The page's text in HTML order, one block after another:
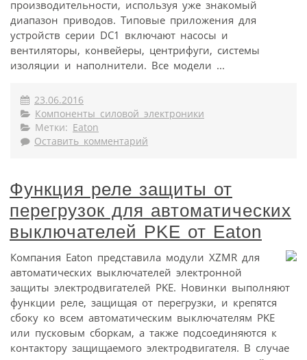
производительности, используя уже знакомый
диапазон приводов. Типовые приложения для
устройств серии DC1 включают насосы и
вентиляторы, конвейеры, центрифуги, системы
изоляции и наполнители. Все модели ...
23.06.2016
Компоненты силовой электроники
Метки: Eaton
Оставить комментарий
Функция реле защиты от
перегрузок для автоматических
выключателей PKE от Eaton
Компания Eaton представила модули XZMR для
автоматических выключателей электронной
защиты электродвигателей PKE. Новинки выполняют
функции реле, защищая от перегрузки, и крепятся
сбоку ко всем автоматическим выключателям PKE
или пусковым сборкам, а также подсоединяются к
контактору защищаемого электродвигателя. В случае